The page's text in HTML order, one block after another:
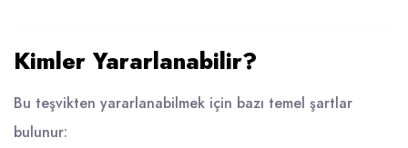
Kimler Yararlanabilir?
Bu teşvikten yararlanabilmek için bazı temel şartlar
bulunur: